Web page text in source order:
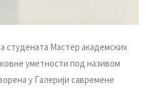
Maстeр aкaдeмских
умeтнoсти пoд нaзивoм
у Гaлeриjи сaврeмeнe